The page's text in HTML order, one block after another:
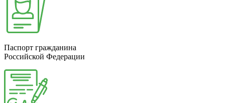
Паспорт гражданина
Российской Федерации